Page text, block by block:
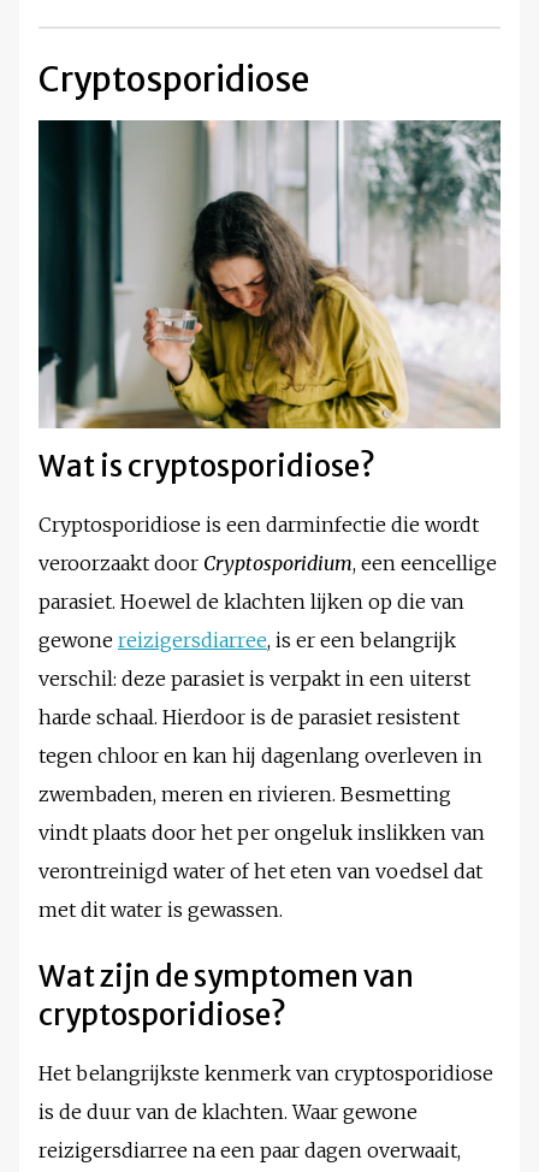
Cryptosporidiose
Wat is cryptosporidiose?
Cryptosporidiose is een darminfectie die wordt
veroorzaakt door Cryptosporidium, een eencellige
parasiet. Hoewel de klachten lijken op die van
gewone reizigersdiarree, is er een belangrijk
verschil: deze parasiet is verpakt in een uiterst
harde schaal. Hierdoor is de parasiet resistent
tegen chloor en kan hij dagenlang overleven in
zwembaden, meren en rivieren. Besmetting
vindt plaats door het per ongeluk inslikken van
verontreinigd water of het eten van voedsel dat
met dit water is gewassen.
Wat zijn de symptomen van
cryptosporidiose?
Het belangrijkste kenmerk van cryptosporidiose
is de duur van de klachten. Waar gewone
reizigersdiarree na een paar dagen overwaait,